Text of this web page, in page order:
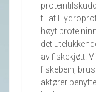
til at
høyt
det
av fiskekjøtt.
fiskebein,
aktører